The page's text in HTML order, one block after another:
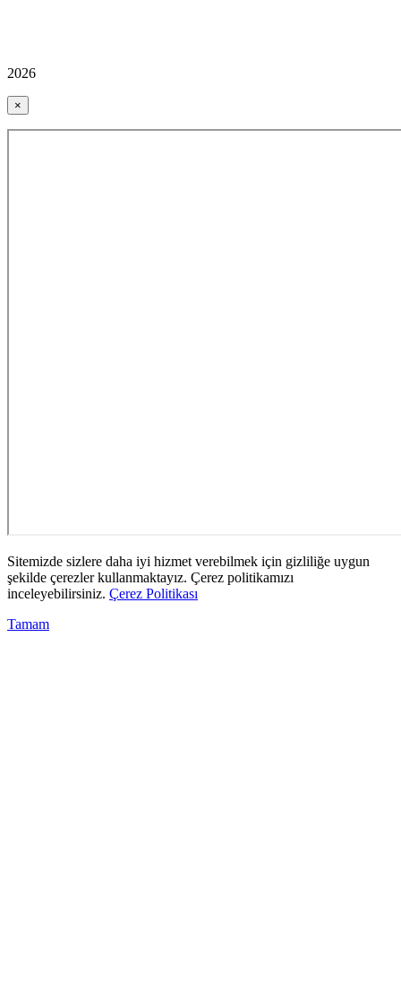
2026
×
Sitemizde sizlere daha iyi hizmet verebilmek için gizliliğe uygun
şekilde çerezler kullanmaktayız. Çerez politikamızı
inceleyebilirsiniz. Çerez Politikası
Tamam